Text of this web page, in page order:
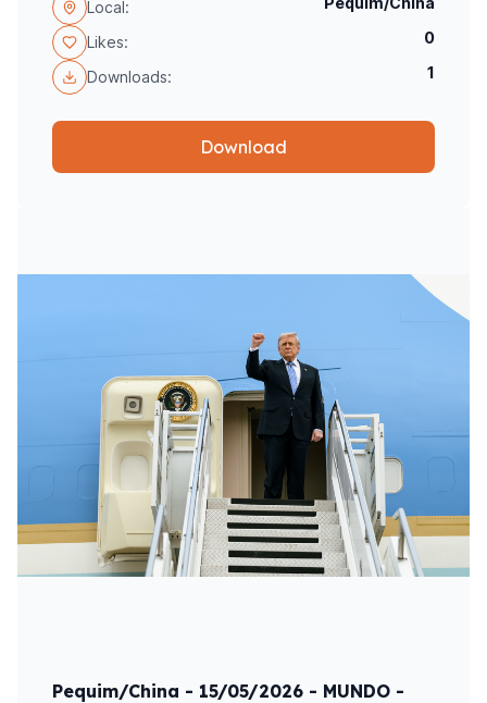
Local:
Likes: 0
Downloads: 1
Download
Pequim/China - 15/05/2026 - MUNDO -